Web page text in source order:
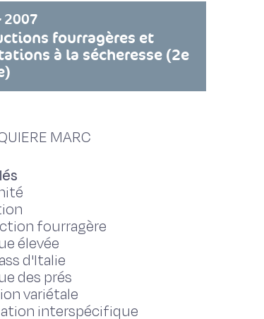
2007
fourragères et
à la sécheresse (2e
MARC
fourragère
élevée
d'Italie
des prés
variétale
interspécifique